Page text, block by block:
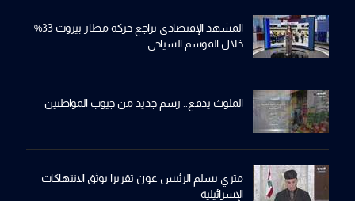
المشهد الإقتصادي تراجع حركة مطار بيروت 33%
خلال الموسم السياحي
الملوث يدفع.. رسم جديد من جيوب المواطنين
متري يسلم الرئيس عون تقريرا يوثق الانتهاكات
الإسرائيلية